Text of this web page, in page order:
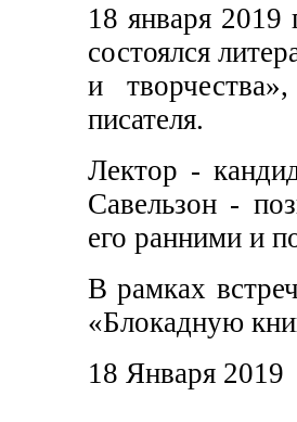
18 января 2019
состоялся
и
писателя.
Лектор -
Савельзон -
его ранними и
В рамках
«Блокадную
18 Января 2019